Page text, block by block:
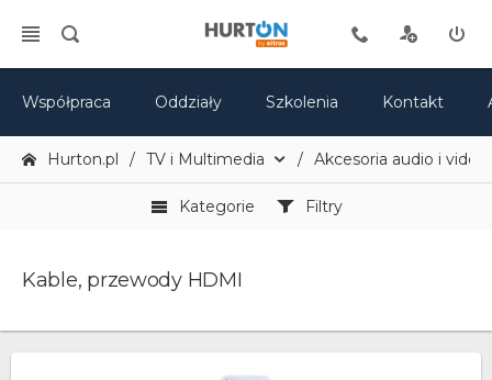
Współpraca Oddziały Szkolenia Kontakt
Hurton.pl TV i Multimedia Akcesoria audio i video
Kategorie Filtry
Kable, przewody HDMI